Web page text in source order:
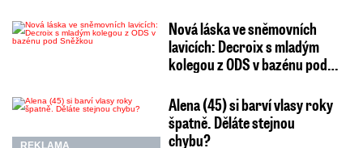
Nová láska ve sněmovních
lavicích: Decroix s mladým
kolegou z ODS v bazénu pod…
Alena (45) si barví vlasy roky
špatně. Děláte stejnou
chybu?